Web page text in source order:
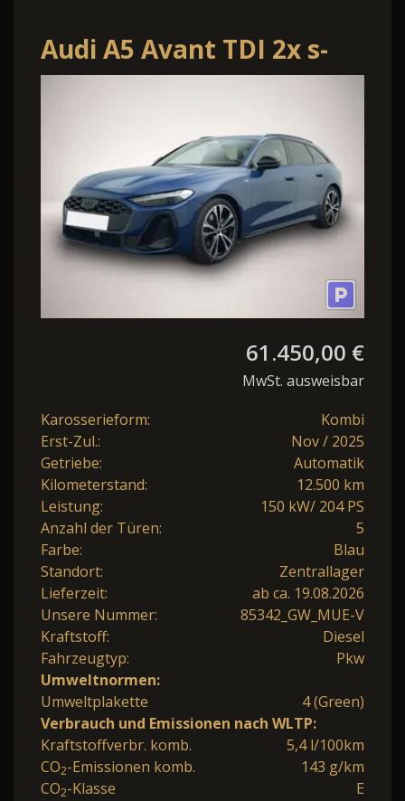
Audi A5 Avant TDI 2x s-
line AHK MATRIX 360-
61.450,00 €
MwSt. ausweisbar
Karosserieform:
Kombi
Erst-Zul.:
Nov / 2025
Getriebe:
Automatik
Kilometerstand:
12.500 km
Leistung:
150 kW/ 204 PS
Anzahl der Türen:
5
Farbe:
Blau
Standort:
Zentrallager
Lieferzeit:
ab ca. 19.08.2026
Unsere Nummer:
85342_GW_MUE-V
Kraftstoff:
Diesel
Fahrzeugtyp:
Pkw
Umweltnormen:
Umweltplakette
4 (Green)
Verbrauch und Emissionen nach WLTP:
Kraftstoffverbr. komb.
5,4 l/100km
CO2-Emissionen komb.
143 g/km
CO2-Klasse E